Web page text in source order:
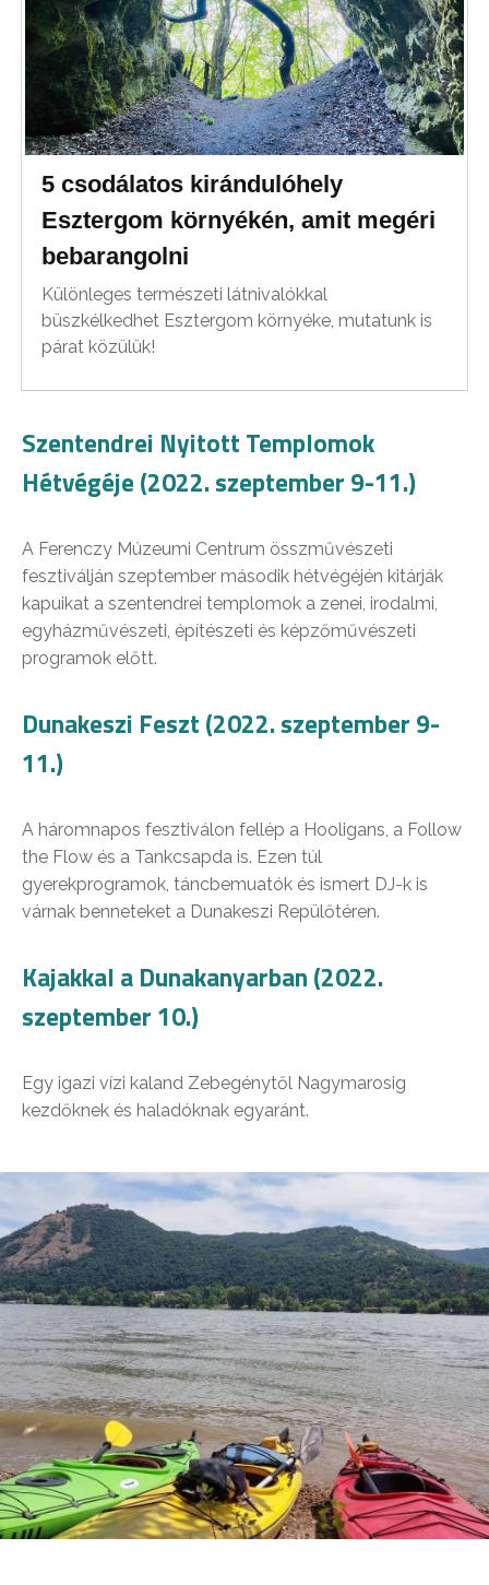
5 csodálatos kirándulóhely
Esztergom környékén, amit megéri
bebarangolni
Különleges természeti látnivalókkal
büszkélkedhet Esztergom környéke, mutatunk is
párat közülük!
Szentendrei Nyitott Templomok
Hétvégéje (2022. szeptember 9-11.)
A Ferenczy Múzeumi Centrum összművészeti
fesztiválján szeptember második hétvégéjén kitárják
kapuikat a szentendrei templomok a zenei, irodalmi,
egyházművészeti, építészeti és képzőművészeti
programok előtt.
Dunakeszi Feszt (2022. szeptember 9-
11.)
A háromnapos fesztiválon fellép a Hooligans, a Follow
the Flow és a Tankcsapda is. Ezen túl
gyerekprogramok, táncbemuatók és ismert DJ-k is
várnak benneteket a Dunakeszi Repülőtéren.
Kajakkal a Dunakanyarban (2022.
szeptember 10.)
Egy igazi vízi kaland Zebegénytől Nagymarosig
kezdőknek és haladóknak egyaránt.